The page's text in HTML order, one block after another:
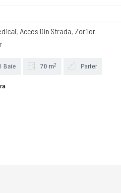
Acces Din Strada, Zorilor
Baie 70 m2 Parter